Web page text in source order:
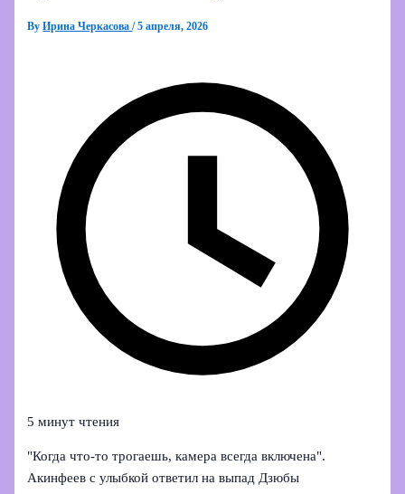
ByИрина Черкасова/5 апреля, 2026
5 минут чтения
"Когда что-то трогаешь, камера всегда включена".
Акинфеев с улыбкой ответил на выпад Дзюбы